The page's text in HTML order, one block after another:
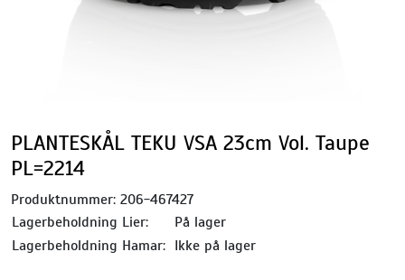
PLANTESKÅL TEKU VSA 23cm Vol. Taupe
PL=2214
Produktnummer: 206-467427
Lagerbeholdning Lier:
På lager
Lagerbeholdning Hamar: Ikke på lager